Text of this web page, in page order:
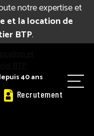
notre expertise et
et la location de
BTP.
40 ans
Recrutement
M